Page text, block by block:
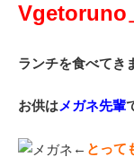
Vgetoruno
ランチを食べてき
お供はメガネ先輩
← とって